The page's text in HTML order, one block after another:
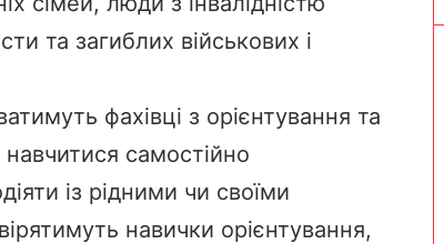
та загиблих військових і
фахівці з орієнтування та
самостійно
із рідними чи своїми
навички орієнтування,